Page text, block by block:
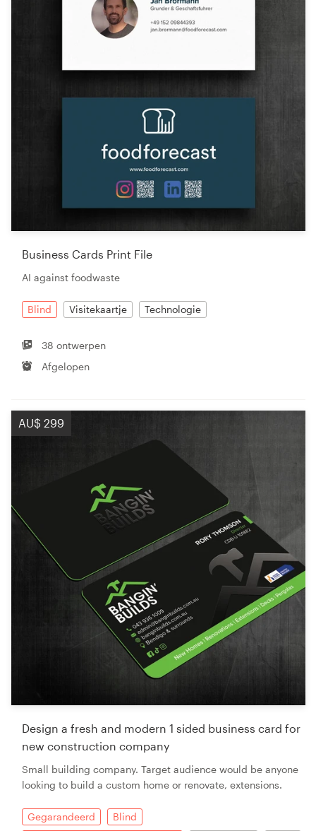
Business Cards Print File
AI against foodwaste
Blind Visitekaartje Technologie
38 ontwerpen
Afgelopen
AU$ 299
Design a fresh and modern 1 sided business card for
new construction company
Small building company. Target audience would be anyone
looking to build a custom home or renovate, extensions.
Gegarandeerd
Blind